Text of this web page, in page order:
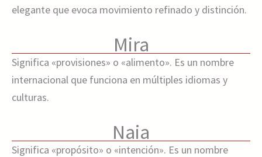
elegante que evoca movimiento refinado y distinción.
Mira
Significa «provisiones» o «alimento». Es un nombre
internacional que funciona en múltiples idiomas y
culturas.
Naia
Significa «propósito» o «intención». Es un nombre